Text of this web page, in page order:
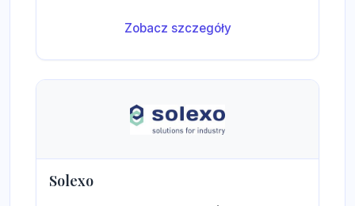
Zobacz szczegóły
Solexo